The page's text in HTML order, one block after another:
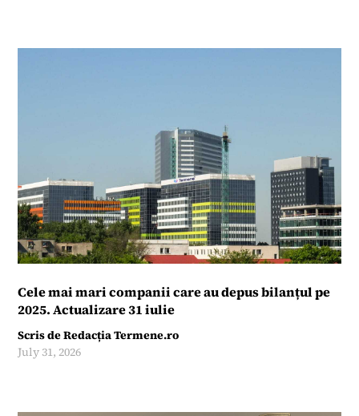
Cele mai mari companii care au depus bilanțul pe
2025. Actualizare 31 iulie
Scris deRedacția Termene.ro
July 31, 2026